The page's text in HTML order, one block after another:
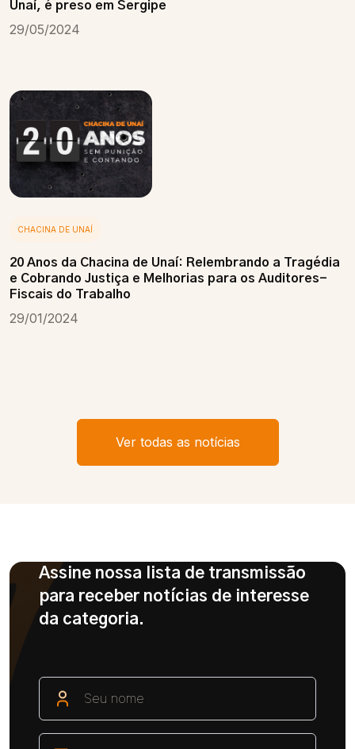
Unaí, é preso em Sergipe
29/05/2024
CHACINA DE UNAÍ
20 Anos da Chacina de Unaí: Relembrando a Tragédia
e Cobrando Justiça e Melhorias para os Auditores-
Fiscais do Trabalho
29/01/2024
Ver todas as notícias
Assine nossa lista de transmissão
para receber notícias de interesse
da categoria.